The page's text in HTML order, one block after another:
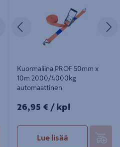
SeuraavaEdellinen
Kuormaliina PROF 50mm x
10m 2000/4000kg
automaattinen
26,95€/kpl
26,95 € / kpl
Lue lisää